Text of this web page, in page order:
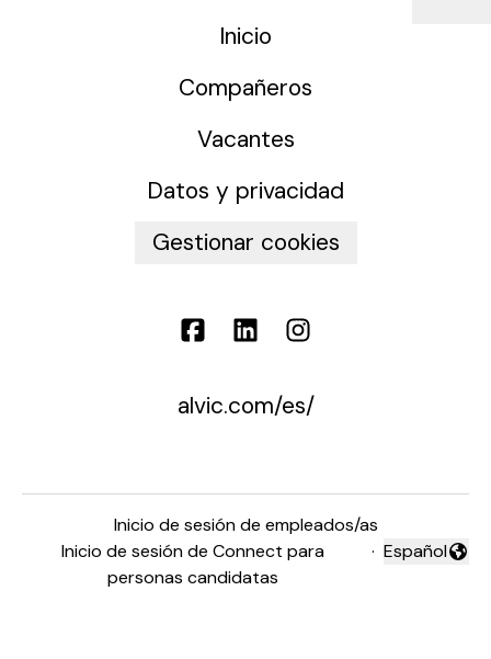
Inicio
Compañeros
Vacantes
Datos y privacidad
Gestionar cookies
alvic.com/es/
Inicio de sesión de empleados/as
Inicio de sesión de Connect para
personas candidatas
· Cambiar
Español